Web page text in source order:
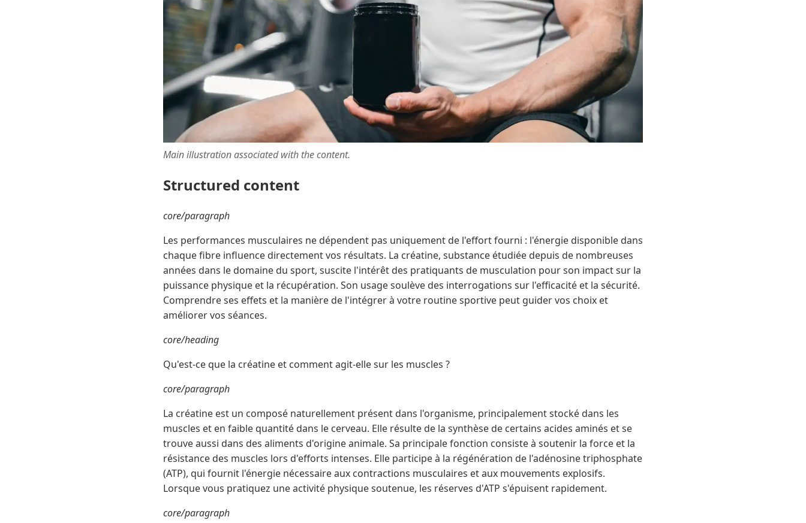
Main illustration associated with the content.
Structured content
core/paragraph
Les performances musculaires ne dépendent pas uniquement de l'effort fourni : l'énergie disponible dans
chaque fibre influence directement vos résultats. La créatine, substance étudiée depuis de nombreuses
années dans le domaine du sport, suscite l'intérêt des pratiquants de musculation pour son impact sur la
puissance physique et la récupération. Son usage soulève des interrogations sur l'efficacité et la sécurité.
Comprendre ses effets et la manière de l'intégrer à votre routine sportive peut guider vos choix et
améliorer vos séances.
core/heading
Qu'est-ce que la créatine et comment agit-elle sur les muscles ?
core/paragraph
La créatine est un composé naturellement présent dans l'organisme, principalement stocké dans les
muscles et en faible quantité dans le cerveau. Elle résulte de la synthèse de certains acides aminés et se
trouve aussi dans des aliments d'origine animale. Sa principale fonction consiste à soutenir la force et la
résistance des muscles lors d'efforts intenses. Elle participe à la régénération de l'adénosine triphosphate
(ATP), qui fournit l'énergie nécessaire aux contractions musculaires et aux mouvements explosifs.
Lorsque vous pratiquez une activité physique soutenue, les réserves d'ATP s'épuisent rapidement.
core/paragraph